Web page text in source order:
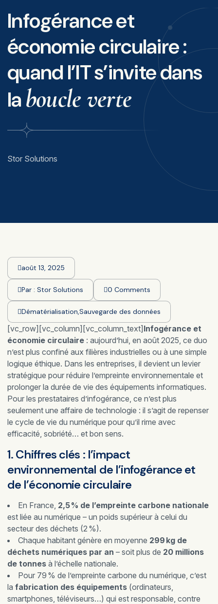
Infogérance et
économie circulaire :
quand l’IT s’invite dans
laboucle verte
Stor Solutions
août 13, 2025
Par : Stor Solutions 0 Comments
Dématérialisation,Sauvegarde des données
[vc_row][vc_column][vc_column_text] Infogérance et
économie circulaire : aujourd’hui, en août 2025, ce duo
n’est plus confiné aux filières industrielles ou à une simple
logique éthique. Dans les entreprises, il devient un levier
stratégique pour réduire l’empreinte environnementale et
prolonger la durée de vie des équipements informatiques.
Pour les prestataires d’infogérance, ce n’est plus
seulement une affaire de technologie : il s’agit de repenser
le cycle de vie du numérique pour qu’il rime avec
efficacité, sobriété… et bon sens.
1. Chiffres clés : l’impact
environnemental de l’infogérance et
de l’économie circulaire
En France, 2,5 % de l’empreinte carbone nationale
est liée au numérique – un poids supérieur à celui du
secteur des déchets (2 %).
Chaque habitant génère en moyenne 299 kg de
déchets numériques par an – soit plus de 20 millions
de tonnes à l’échelle nationale.
Pour 79 % de l’empreinte carbone du numérique, c’est
la fabrication des équipements (ordinateurs,
smartphones, téléviseurs…) qui est responsable, contre